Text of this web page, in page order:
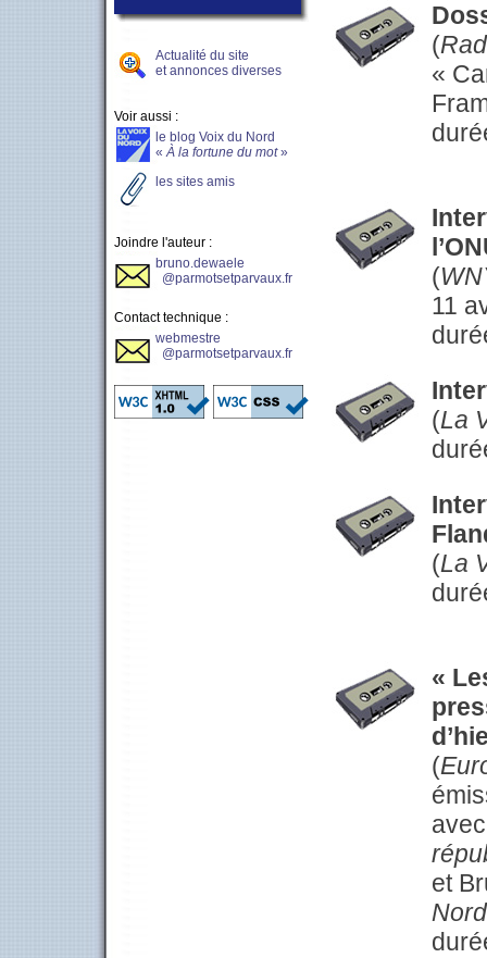
Actualité du site
et annonces diverses
Voir aussi :
le blog Voix du Nord
« À la fortune du mot»
les sites amis
Joindre l'auteur :
bruno.dewaele
@parmotsetparvaux.fr
Contact technique :
webmestre
@parmotsetparvaux.fr
(
«
(
11
(La
(La
«
(
et
Nord